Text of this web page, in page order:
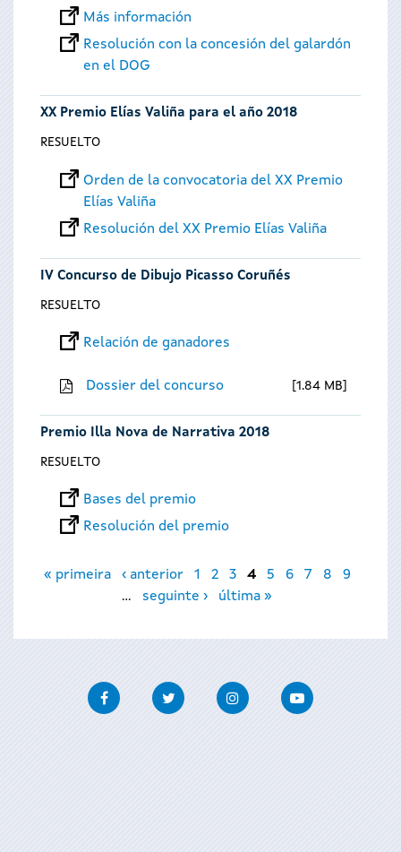
Más información
Resolución con la concesión del galardón
en el DOG
XX Premio Elías Valiña para el año 2018
RESUELTO
Orden de la convocatoria del XX Premio
Elías Valiña
Resolución del XX Premio Elías Valiña
IV Concurso de Dibujo Picasso Coruñés
RESUELTO
Relación de ganadores
Dossier del concurso 1.84 MB
Premio Illa Nova de Narrativa 2018
RESUELTO
Bases del premio
Resolución del premio
Páginas
« primeira ‹ anterior 1 2 3 4 5 6 7 8
9
…
seguinte › última »
FacebookTwitter InstagramYoutube